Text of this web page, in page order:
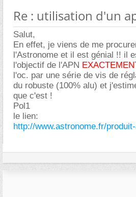
Re : utilisation d'un
Salut,
En effet, je viens de me
l'Astronome et il est génial !! il
l'objectif de l'APN
l'oc. par une série de vis de
du robuste (100% alu) et
que c'est !
Pol1
le lien:
http://www.astronome.fr/